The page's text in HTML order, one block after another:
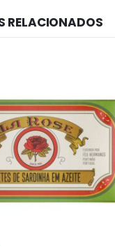
RELACIONADOS